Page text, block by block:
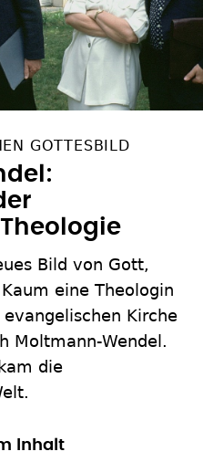
GOTTESBILD
Bild von Gott,
eine Theologin
Kirche
Moltmann-Wendel.
die
Inhalt